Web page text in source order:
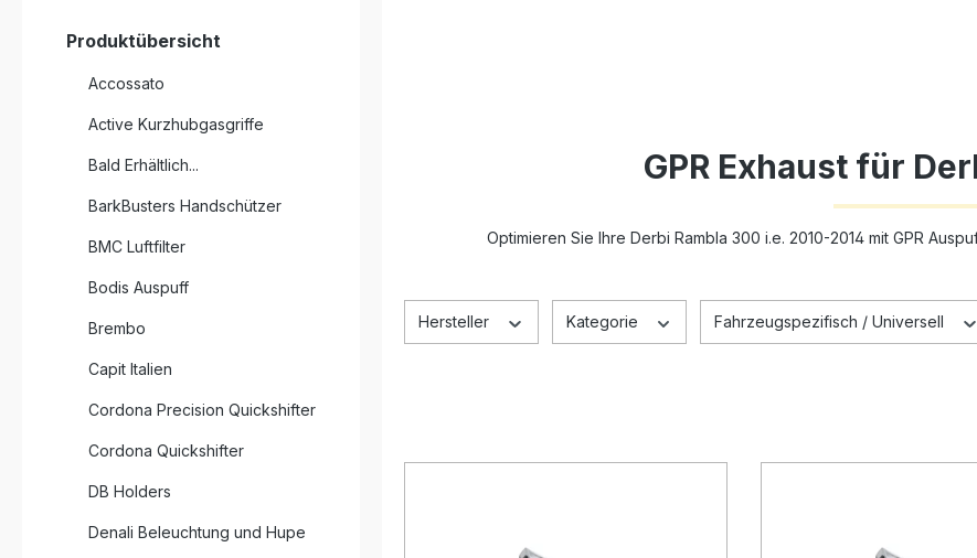
Produktübersicht
Accossato
Active Kurzhubgasgriffe
Bald Erhältlich...
BarkBusters Handschützer
BMC Luftfilter
Bodis Auspuff
Brembo
Capit Italien
Cordona Precision Quickshifter
Cordona Quickshifter
DB Holders
Denali Beleuchtung und Hupe
GPR Exhaust für
Optimieren Sie Ihre Derbi Rambla 300 i.e. 2010-2014 mit GPR
Hersteller Kategorie Fahrzeugspezifisch / Universell